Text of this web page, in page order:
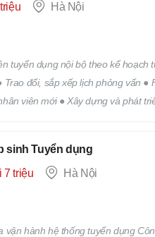
Hà Nội
tuyển dụng nội bộ theo kế hoạch
Trao đổi, sắp xếp lịch phỏng vấn ●
viên mới ● Xây dựng và phát
sinh Tuyển dụng
7 triệu
Hà Nội
vận hành hệ thống tuyển dụng